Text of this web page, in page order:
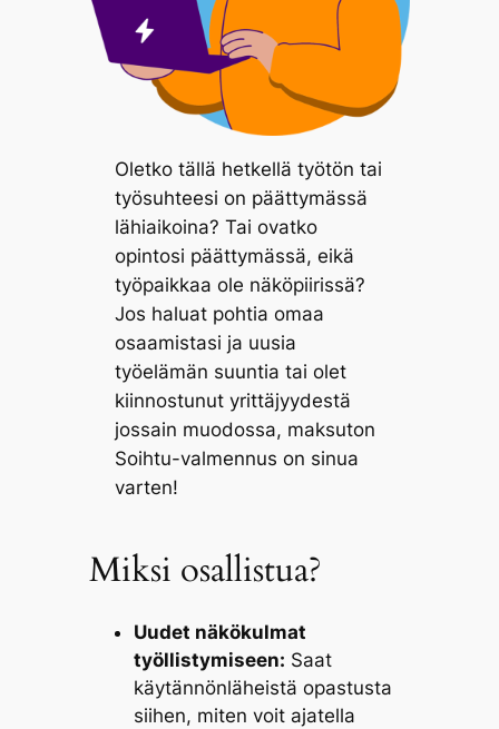
Oletko tällä hetkellä työtön tai
työsuhteesi on päättymässä
lähiaikoina? Tai ovatko
opintosi päättymässä, eikä
työpaikkaa ole näköpiirissä?
Jos haluat pohtia omaa
osaamistasi ja uusia
työelämän suuntia tai olet
kiinnostunut yrittäjyydestä
jossain muodossa, maksuton
Soihtu-valmennus on sinua
varten!
Miksi osallistua?
Uudet näkökulmat
työllistymiseen: Saat
käytännönläheistä opastusta
siihen, miten voit ajatella